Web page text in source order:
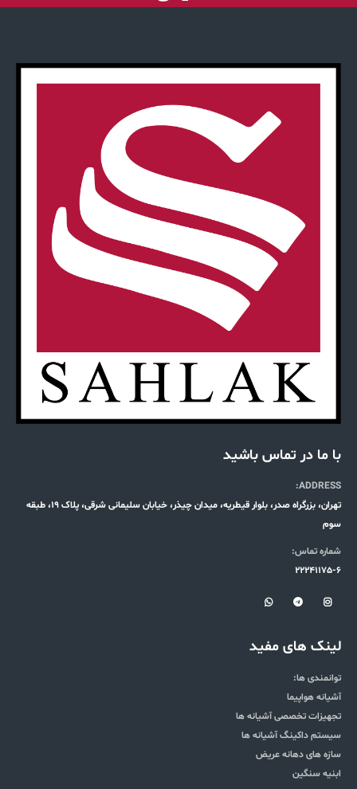
با ما در تماس باشید
ADDRESS:
تهران، بزرگراه صدر، بلوار قیطریه، میدان چیذر، خیابان سلیمانی شرقی، پلاک 19، طبقه
سوم
شماره تماس:
22241175-6
لینک های مفید
توانمندی ها:
آشیانه هواپیما
تجهیزات تخصصی آشیانه ها
سیستم داکینگ آشیانه ها
سازه های دهانه عریض
ابنیه سنگین